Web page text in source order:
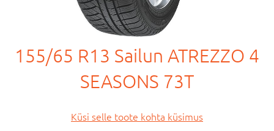
155/65 R13 Sailun ATREZZO 4
SEASONS 73T
Küsi selle toote kohta küsimus